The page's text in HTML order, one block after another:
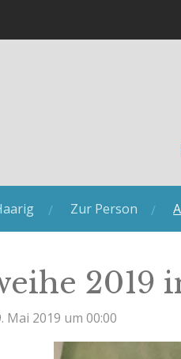
Zur Person
2019
2019 um 00:00